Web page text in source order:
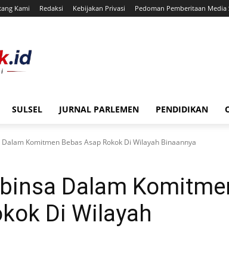
Kami Redaksi Kebijakan Privasi Pedoman Pemberitaan Media
SULSEL JURNAL PARLEMEN PENDIDIKAN
Komitmen Bebas Asap Rokok Di Wilayah Binaannya
Dalam
Di Wilayah